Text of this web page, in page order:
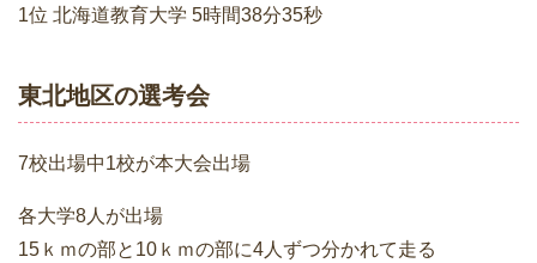
1位 北海道教育大学 5時間38分35秒
東北地区の選考会
7校出場中1校が本大会出場
各大学8人が出場
15ｋｍの部と10ｋｍの部に4人ずつ分かれて走る